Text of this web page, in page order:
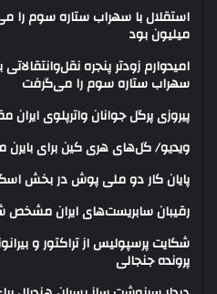
میلیون بود
امیدوارم زودتر پنجره
سهراب ستاره سوم را می‌گرفت
پیروزی پرگل جوانان واترپلوی ایران
ویدیو/ گل‌های هری‌ کین برای
پایان کار دو ملی پوش در بخش
رقیبان سابریست‌های ایران مشخص
شکایت پرسپولیس از تراکتور و
پرونده جنجالی